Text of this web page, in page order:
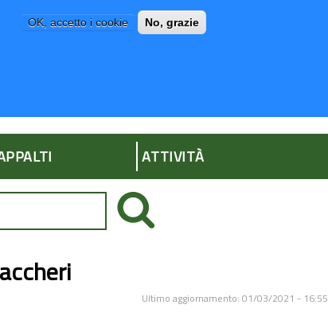
OK, accetto i cookie No, grazie
ATTIVITÀ
Ultimo aggiornamento: 01/03/2021 - 16:55